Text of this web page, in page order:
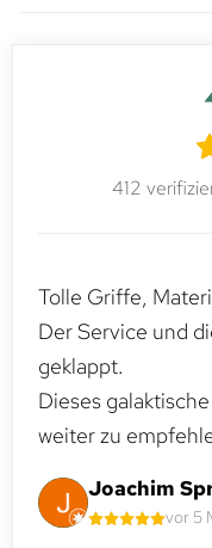
412
Tolle Griffe,
Der Service und
geklappt.
Dieses
weiter zu
Joachim
vor 5